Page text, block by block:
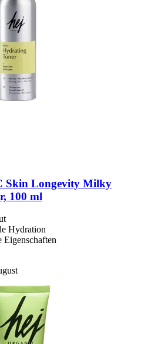
Skin Longevity Milky
100 ml
Hydration
Eigenschaften